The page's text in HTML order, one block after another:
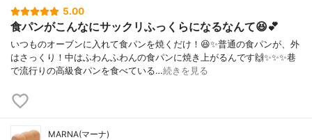
5.00
食パンがこんなにサックリふっくらになるなんて😆💕
いつものオーブンに入れて食パンを焼くだけ！😆✨普通の食パンが、外
はさっくり！中はふわんふわんの食パンに焼き上がるんです🙌✨✨✨巷
で流行りの高級食パンを食べている…続きを見る
MARNA(マーナ)